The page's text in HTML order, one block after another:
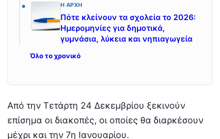
Η ΑΡΧΉ
Πότε κλείνουν τα σχολεία το 2026:
Ημερομηνίες για δημοτικά,
γυμνάσια, λύκεια και νηπιαγωγεία
Όλο το χρονικό
Από την Τετάρτη 24 Δεκεμβρίου ξεκινούν
επίσημα οι διακοπές, οι οποίες θα διαρκέσουν
μέχρι και την 7η Ιανουαρίου.